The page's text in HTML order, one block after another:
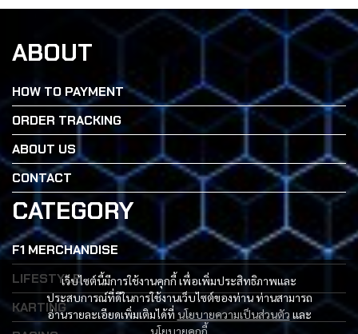
เว็บไซต์นี้มีการใช้งานคุกกี้ เพื่อเพิ่มประสิทธิภาพและ
ประสบการณ์ที่ดีในการใช้งานเว็บไซต์ของท่าน ท่านสามารถ
อ่านรายละเอียดเพิ่มเติมได้ที่นโยบายความเป็นส่วนตัว และ
นโยบายคุกกี้
ABOUT
HOW TO PAYMENT
ORDER TRACKING
ABOUT US
CONTACT
CATEGORY
F1 MERCHANDISE
LIFESTYLE
KARTING